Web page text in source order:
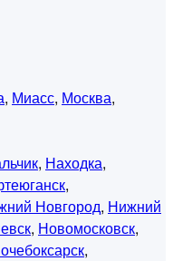
, Миасс, Москва,
, Находка,
,
Новгород, Нижний
, Новомосковск,
,